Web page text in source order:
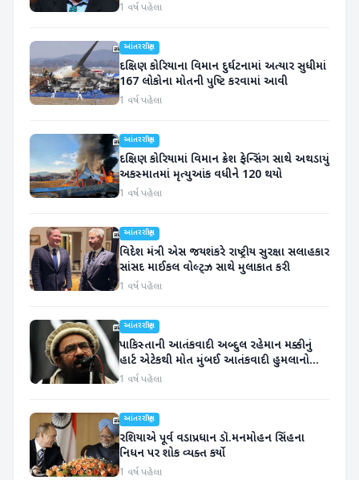
1 વર્ષ પહેલા
આંતરરાષ્ટ્રીય
દક્ષિણ કોરિયાના વિમાન દુર્ઘટનામાં અત્યાર સુધીમાં
167 લોકોના મોતની પુષ્ટિ કરવામાં આવી
1 વર્ષ પહેલા
આંતરરાષ્ટ્રીય
દક્ષિણ કોરિયામાં વિમાન ક્રેશ ફેન્સિંગ સાથે અથડાયું
અકસ્માતમાં મૃત્યુઆંક વધીને 120 થયો
1 વર્ષ પહેલા
આંતરરાષ્ટ્રીય
વિદેશ મંત્રી એસ જયશંકરે રાષ્ટ્રીય સુરક્ષા સલાહકાર
સાંસદ માઈકલ વોલ્ટ્ઝ સાથે મુલાકાત કરી
1 વર્ષ પહેલા
આંતરરાષ્ટ્રીય
પાકિસ્તાની આતંકવાદી અબ્દુલ રહેમાન મક્કીનું
હાર્ટ એટેકથી મોત મુંબઈ આતંકવાદી હુમલાનો
આરોપી
1 વર્ષ પહેલા
આંતરરાષ્ટ્રીય
રશિયાએ પૂર્વ વડાપ્રધાન ડૉ.મનમોહન સિંહના
નિધન પર શોક વ્યક્ત કર્યો
1 વર્ષ પહેલા